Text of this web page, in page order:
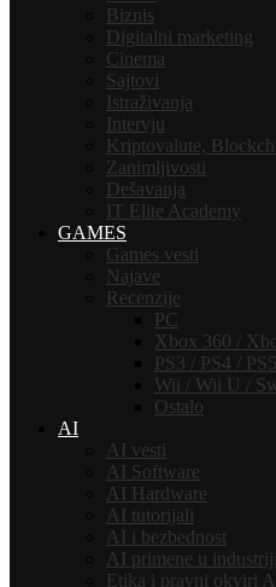
Biznis
Digitalni marketing
Cinema
Sajtovi
Istraživanja
Intervju
Kriptovalute,
Zanimljivosti
Dešavanja
IT Elite Academy
GAMES
Games vesti
Najave
Recenzije
PC
Xbox 360 /
PS3 / PS4 / PS5
Wii / Wii U /
Ostalo
AI
AI vesti
AI Software
AI Hardware
AI tutorijali
AI i bezbednost
AI primene u industriji
Etika i pravni okviri